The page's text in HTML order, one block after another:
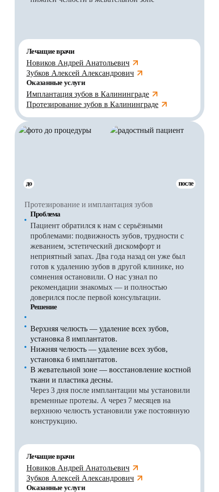
Лечащие врачи
Новиков Андрей Анатольевич
Зубков Алексей Александрович
Оказанные услуги
Имплантация зубов в Калининграде
Протезирование зубов в Калининграде
до после
Протезирование и имплантация зубов
Проблема
Пациент обратился к нам с серьёзными
проблемами: подвижность зубов, трудности с
жеванием, эстетический дискомфорт и
неприятный запах. Два года назад он уже был
готов к удалению зубов в другой клинике, но
сомнения остановили. О нас узнал по
рекомендации знакомых — и полностью
доверился после первой консультации.
Решение
Верхняя челюсть — удаление всех зубов,
установка 8 имплантатов.
Нижняя челюсть — удаление всех зубов,
установка 6 имплантатов.
В жевательной зоне — восстановление костной
ткани и пластика десны.
Через 3 дня после имплантации мы установили
временные протезы. А через 7 месяцев на
верхнюю челюсть установили уже постоянную
конструкцию.
Лечащие врачи
Новиков Андрей Анатольевич
Зубков Алексей Александрович
Оказанные услуги